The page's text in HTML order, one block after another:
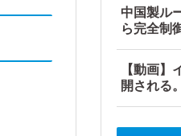
中国製ル
ら完全制
【動画】
開される